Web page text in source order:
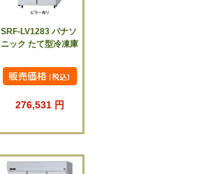
SRF-LV1283 パナソ
ニック たて型冷凍庫
276,531 円